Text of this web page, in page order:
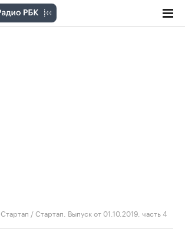
Стартап /Стартап. Выпуск от 01.10.2019, часть 4